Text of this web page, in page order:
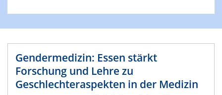
Gendermedizin: Essen stärkt
Forschung und Lehre zu
Geschlechteraspekten in der Medizin